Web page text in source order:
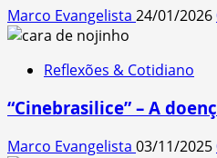
Marco Evangelista 24/01/2026
Reflexões & Cotidiano
“Cinebrasilice” – A
Marco Evangelista 03/11/2025